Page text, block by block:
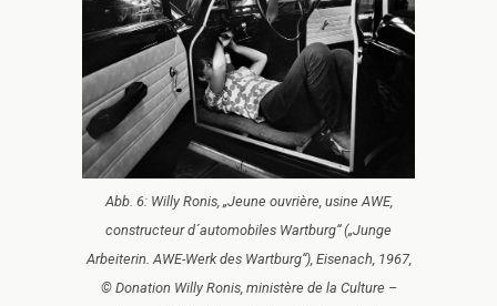
Abb. 6: Willy Ronis, „Jeune ouvrière, usine AWE,
constructeur d´automobiles Wartburg“ („Junge
Arbeiterin. AWE-Werk des Wartburg“), Eisenach, 1967,
© Donation Willy Ronis, ministère de la Culture –